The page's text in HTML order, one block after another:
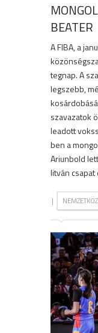
BEATER
A FIBA, a
tegnap. A
legszebb,
szavazatok
leadott
ben a
Ariunbold
litván csapat
|